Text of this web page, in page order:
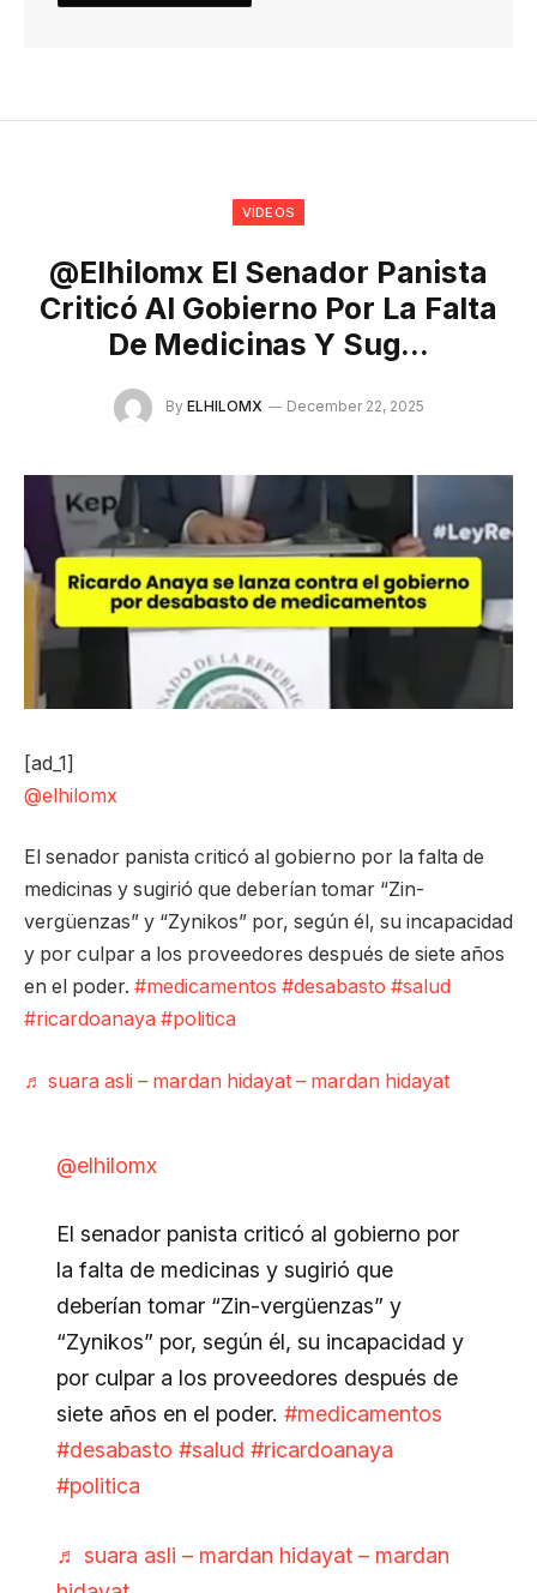
VÍDEOS
@elhilomx El Senador Panista
Criticó Al Gobierno Por La Falta
De Medicinas Y Sug…
By ELHILOMX December 22, 2025
[ad_1]
@elhilomx
El senador panista criticó al gobierno por la falta de
medicinas y sugirió que deberían tomar “Zin-
vergüenzas” y “Zynikos” por, según él, su incapacidad
y por culpar a los proveedores después de siete años
en el poder. #medicamentos #desabasto #salud
#ricardoanaya #politica
♬ suara asli – mardan hidayat – mardan hidayat
@elhilomx
El senador panista criticó al gobierno por
la falta de medicinas y sugirió que
deberían tomar “Zin-vergüenzas” y
“Zynikos” por, según él, su incapacidad y
por culpar a los proveedores después de
siete años en el poder. #medicamentos
#desabasto #salud #ricardoanaya
#politica
♬ suara asli – mardan hidayat – mardan